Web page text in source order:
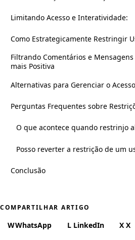
Limitando Acesso e Interatividade:
Como Estrategicamente Restringir
Filtrando Comentários e
mais Positiva
Alternativas para Gerenciar o
Perguntas Frequentes sobre
O que acontece quando restrinjo
Posso reverter a restrição de um
Conclusão
COMPARTILHAR ARTIGO
WWhatsApp L LinkedIn X X